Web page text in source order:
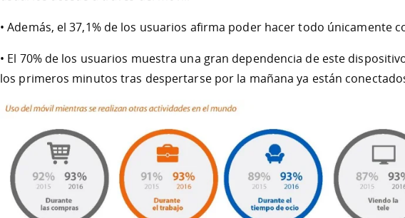
• Además, el 37,1% de los usuarios afirma poder hacer todo únicamente
• El 70% de los usuarios muestra una gran dependencia de este
los primeros minutos tras despertarse por la mañana ya están